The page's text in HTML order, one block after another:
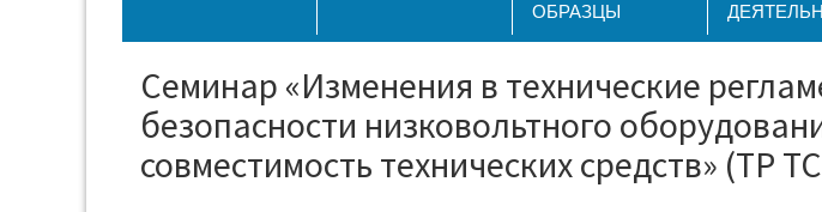
ОБРАЗЦЫ
Семинар «Изменения в технические
безопасности низковольтного
совместимость технических средств» (ТР